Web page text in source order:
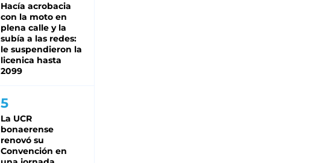
Hacía acrobacia
con la moto en
plena calle y la
subía a las redes:
le suspendieron la
licenica hasta
2099
La UCR
bonaerense
renovó su
Convención en